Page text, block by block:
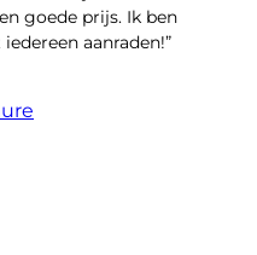
goede prijs. Ik ben
aanraden!”